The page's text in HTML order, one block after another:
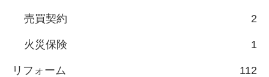
売買契約 2
火災保険 1
リフォーム 112